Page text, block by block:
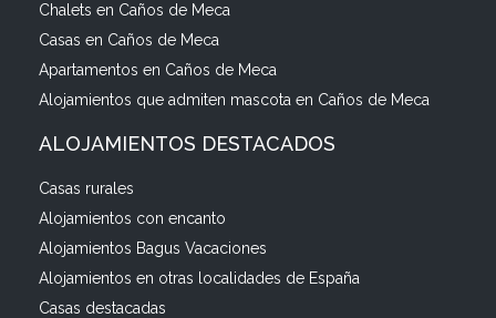
Chalets en Caños de Meca
Casas en Caños de Meca
Apartamentos en Caños de Meca
Alojamientos que admiten mascota en Caños de Meca
ALOJAMIENTOS DESTACADOS
Casas rurales
Alojamientos con encanto
Alojamientos Bagus Vacaciones
Alojamientos en otras localidades de España
Casas destacadas